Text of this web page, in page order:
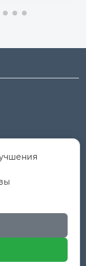
Путянь,
зона Хуанши